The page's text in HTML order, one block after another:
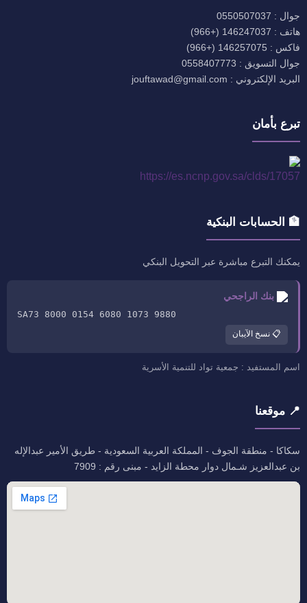
جوال : 0550507037
هاتف : 146247037 (+966)
فاكس : 146257075 (+966)
جوال التسويق : 0558407773
البريد الإلكتروني : jouftawad@gmail.com
تبرع بأمان
🏦 الحسابات البنكية
يمكنك التبرع مباشرة عبر التحويل البنكي
بنك الراجحي
SA73 8000 0154 6080 1073 9880
📋 نسخ الآيبان
اسم المستفيد : جمعية تواد للتنمية الأسرية
📍 موقعنا
سكاكا - منطقة الجوف - المملكة العربية السعودية - طريق الأمير عبدالإله
بن عبدالعزيز شـمال دوار محطة الزايد - مبنى رقم : 7909